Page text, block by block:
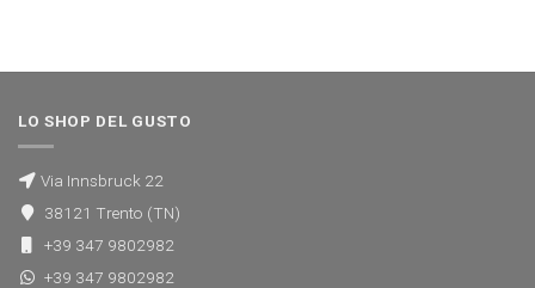
LO SHOP DEL GUSTO
Via Innsbruck 22
38121 Trento (TN)
+39 347 9802982
+39 347 9802982